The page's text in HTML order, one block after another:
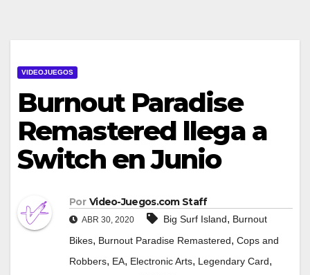
VIDEOJUEGOS
Burnout Paradise
Remastered llega a
Switch en Junio
Por Video-Juegos.com Staff
ABR 30, 2020 Big Surf Island, Burnout
Bikes, Burnout Paradise Remastered, Cops and
Robbers, EA, Electronic Arts, Legendary Card,